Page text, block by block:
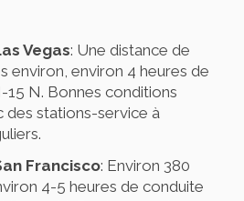
Vegas: Une distance de
environ, environ 4 heures de
15 N. Bonnes conditions
des stations-service à
Francisco: Environ 380
4-5 heures de conduite